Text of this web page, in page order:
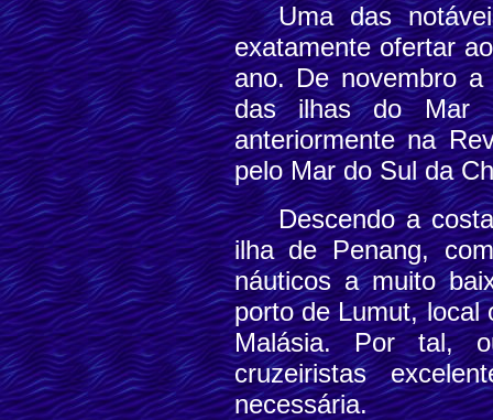
Uma das
exatamente ofertar
ano. De novembro
das ilhas do Mar
anteriormente na
pelo Mar do Sul da
Descendo a
ilha de Penang,
náuticos a muito
porto de Lumut, local
Malásia. Por tal,
cruzeiristas
necessária.